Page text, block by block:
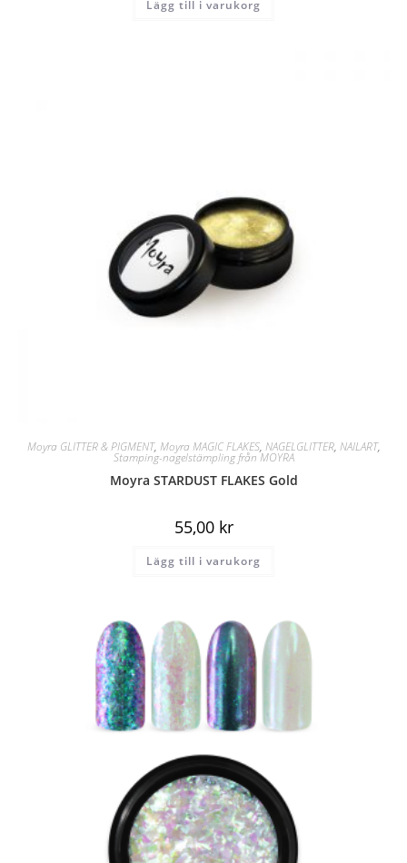
Lägg till i varukorg
Moyra GLITTER & PIGMENT, Moyra MAGIC FLAKES, NAGELGLITTER, NAILART,
Stamping-nagelstämpling från MOYRA
Moyra STARDUST FLAKES Gold
55,00 kr
Lägg till i varukorg